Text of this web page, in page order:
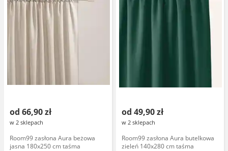
od 66,90 zł
w 2 sklepach
Room99 zasłona Aura beżowa
jasna 180x250 cm taśma
od 49,90 zł
w 2 sklepach
Room99 zasłona Aura butelkowa
zieleń 140x280 cm taśma